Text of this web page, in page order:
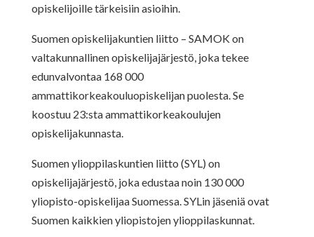
opiskelijoille tärkeisiin asioihin.
Suomen opiskelijakuntien liitto – SAMOK on
valtakunnallinen opiskelijajärjestö, joka tekee
edunvalvontaa 168 000
ammattikorkeakouluopiskelijan puolesta. Se
koostuu 23:sta ammattikorkeakoulujen
opiskelijakunnasta.
Suomen ylioppilaskuntien liitto (SYL) on
opiskelijajärjestö, joka edustaa noin 130 000
yliopisto-opiskelijaa Suomessa. SYLin jäseniä ovat
Suomen kaikkien yliopistojen ylioppilaskunnat.